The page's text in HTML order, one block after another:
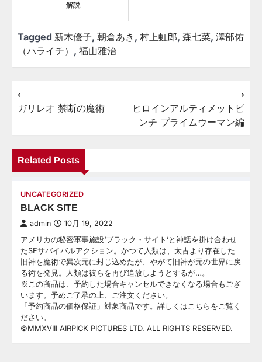
解説
Tagged 新木優子, 朝倉あき , 村上虹郎, 森七菜, 澤部佑
（ハライチ） , 福山雅治
投
稿
ビ
ゲ
シ
ョ
ン
⟵
ガリレオ 禁断の魔術
ヒロインアルティメットピ
ンチ プライムウーマン編
⟶
Related Posts
UNCATEGORIZED
BLACK SITE
admin 10月 19, 2022
アメリカの秘密軍事施設‘ブラック・サイト’と神話を掛け合わせ
たSFサバイバルアクション。かつて人類は、太古より存在した
旧神を魔術で異次元に封じ込めたが、やがて旧神が元の世界に戻
る術を発見。人類は彼らを再び追放しようとするが…。
※この商品は、予約した場合キャンセルできなくなる場合もござ
います。予めご了承の上、ご注文ください。
「予約商品の価格保証」対象商品です。詳しくはこちらをご覧く
ださい。
©MMXVIII AIRPICK PICTURES LTD. ALL RIGHTS RESERVED.